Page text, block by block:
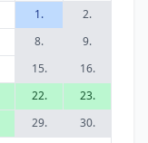
1.
2.
8.
9.
15.
16.
22.
23.
29.
30.